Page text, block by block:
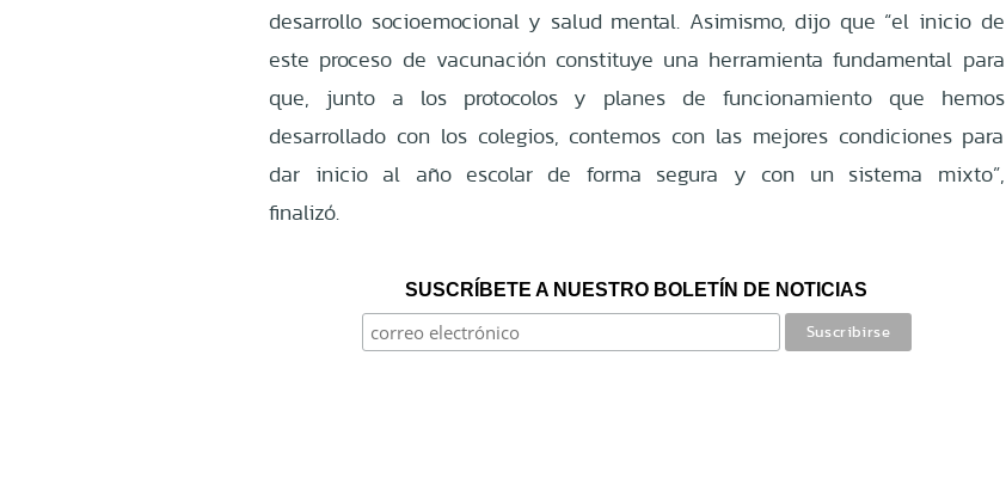
desarrollo socioemocional y salud mental. Asimismo, dijo que “el inicio de
este proceso de vacunación constituye una herramienta fundamental para
que, junto a los protocolos y planes de funcionamiento que hemos
desarrollado con los colegios, contemos con las mejores condiciones para
dar inicio al año escolar de forma segura y con un sistema mixto”,
finalizó.
SUSCRÍBETE A NUESTRO BOLETÍN DE NOTICIAS